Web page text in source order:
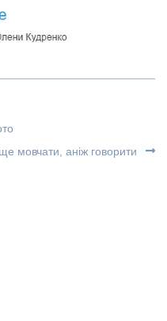
мовчати, аніж говорити